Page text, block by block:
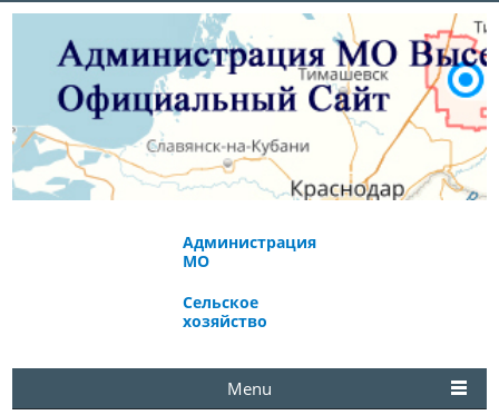
Администрация
МО
Сельское
хозяйство
Menu